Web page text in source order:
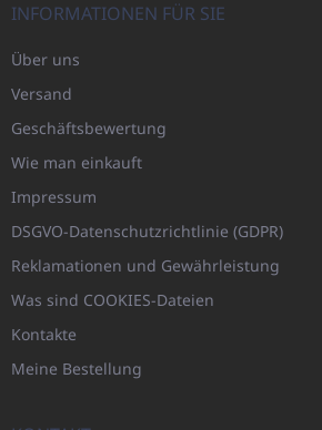
INFORMATIONEN FÜR SIE
Über uns
Versand
Geschäftsbewertung
Wie man einkauft
Impressum
DSGVO-Datenschutzrichtlinie (GDPR)
Reklamationen und Gewährleistung
Was sind COOKIES-Dateien
Kontakte
Meine Bestellung